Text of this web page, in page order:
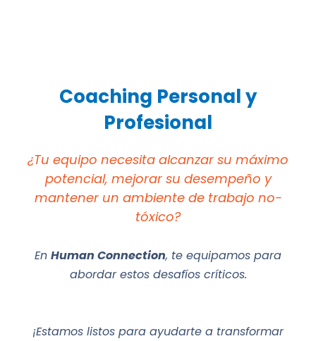
Coaching Personal y
Profesional
¿Tu equipo necesita alcanzar su máximo
potencial, mejorar su desempeño y
mantener un ambiente de trabajo no-
tóxico?
En Human Connection, te equipamos para
abordar estos desafíos críticos.
¡Estamos listos para ayudarte a transformar